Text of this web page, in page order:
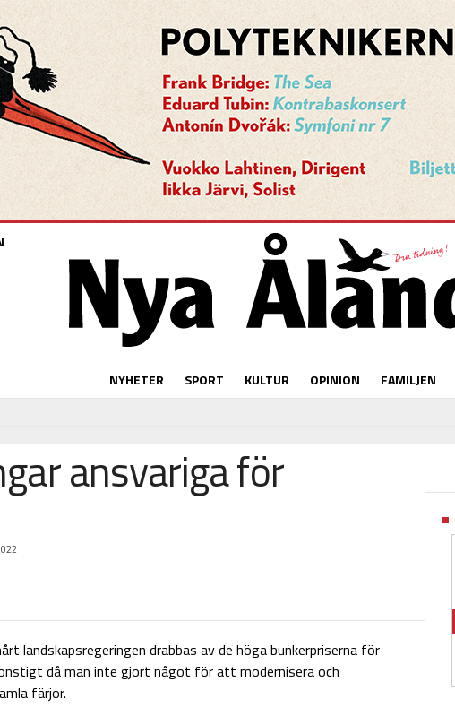
NYHETER SPORT KULTUR OPINION FAMILJEN
ansvariga för
landskapsregeringen drabbas av de höga bunkerpriserna för
då man inte gjort något för att modernisera och
färjor.